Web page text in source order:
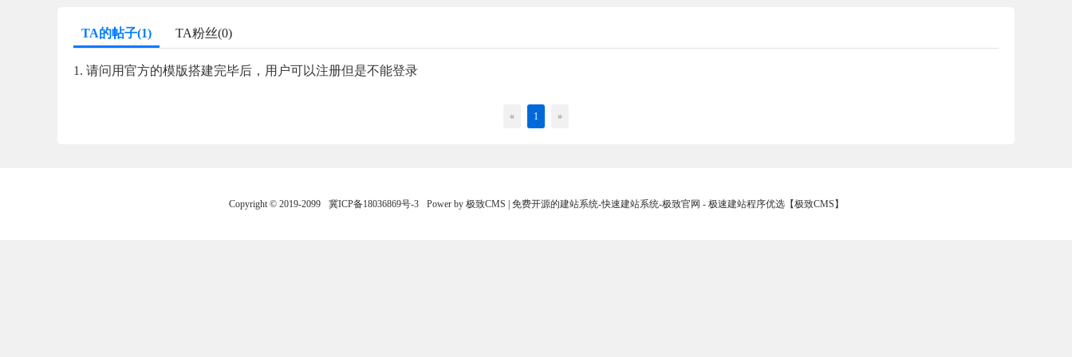
TA的帖子(1) TA粉丝(0)
1. 请问用官方的模版搭建完毕后，用户可以注册但是不能登录
« 1 »
Copyright © 2019-2099 冀ICP备18036869号-3 Power by 极致CMS | 免费开源的建站系统-快速建站系统-极致官网 - 极速建站程序优选【极致CMS】